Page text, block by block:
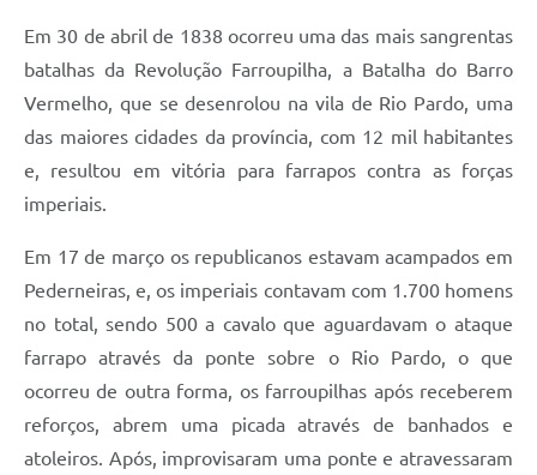
Projetos
Contas Públicas
Editais
Links
Serviços Online
Transparência
Em 30 de abril de 1838 ocorreu uma das mais sangrentas
batalhas da Revolução Farroupilha, a Batalha do Barro
Vermelho, que se desenrolou na vila de Rio Pardo, uma
das maiores cidades da província, com 12 mil habitantes
e, resultou em vitória para farrapos contra as forças
imperiais.
Em 17 de março os republicanos estavam acampados em
Pederneiras, e, os imperiais contavam com 1.700 homens
no total, sendo 500 a cavalo que aguardavam o ataque
farrapo através da ponte sobre o Rio Pardo, o que
ocorreu de outra forma, os farroupilhas após receberem
reforços, abrem uma picada através de banhados e
atoleiros. Após, improvisaram uma ponte e atravessaram